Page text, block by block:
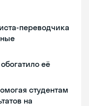
переводчика
её
студентам
на